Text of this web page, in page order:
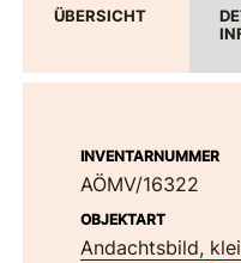
ÜBERSICHT
INVENTARNUMMER
AÖMV/16322
OBJEKTART
Andachtsbild,